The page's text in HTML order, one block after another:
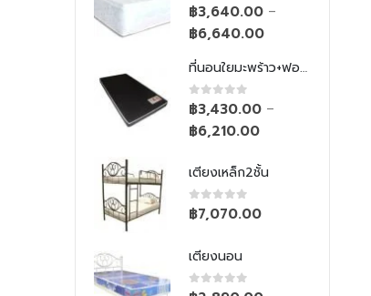
0out of 5
฿3,640.00 –
฿6,640.00
ที่นอนใยมะพร้าว+ฟองน้ำ
0out of 5
฿3,430.00 –
฿6,210.00
เตียงเหล็ก2ชั้น
0out of 5
฿7,070.00
เตียงนอน
0out of 5